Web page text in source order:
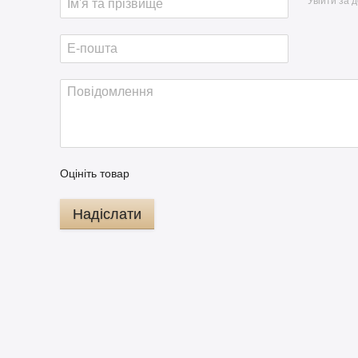
Оцініть товар
Надіслати